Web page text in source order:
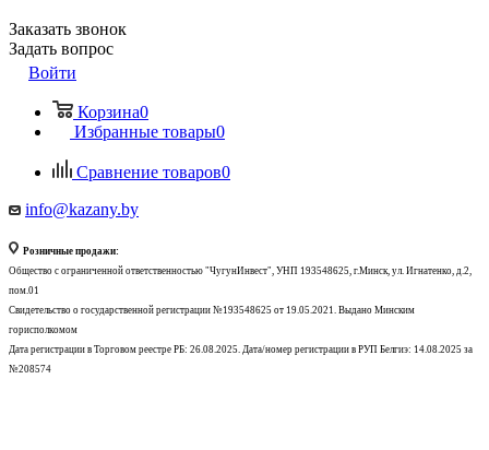
Заказать звонок
Задать вопрос
Войти
Корзина0
Избранные товары0
Сравнение товаров0
info@kazany.by
Розничные продажи:
Общество с ограниченной ответственностью "ЧугунИнвест", УНП 193548625, г.Минск, ул. Игнатенко, д.2,
пом.01
Свидетельство о государственной регистрации №193548625 от 19.05.2021. Выдано Минским
горисполкомом
Дата регистрации в Торговом реестре РБ: 26.08.2025. Дата/номер регистрации в РУП Белгиэ: 14.08.2025 за
№208574